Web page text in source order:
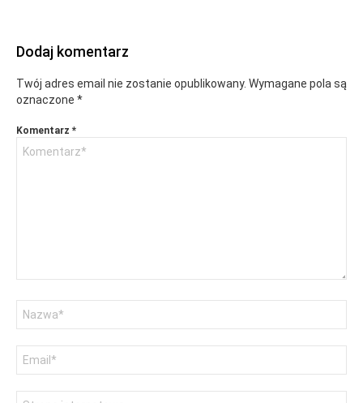
Dodaj komentarz
Twój adres email nie zostanie opublikowany. Wymagane pola są
oznaczone *
Komentarz *
email